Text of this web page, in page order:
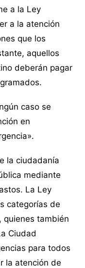
a la Ley
a la atención
que los
aquellos
deberán pagar
caso se
en
la ciudadanía
mediante
La Ley
categorías de
quienes también
Ciudad
para todos
la atención de